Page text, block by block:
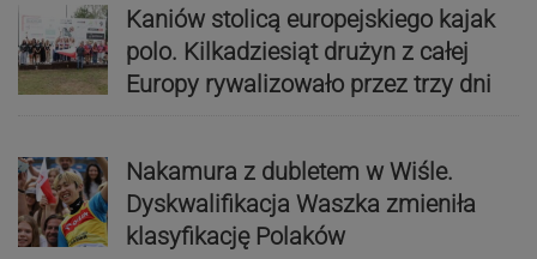
Kaniów stolicą europejskiego kajak
polo. Kilkadziesiąt drużyn z całej
Europy rywalizowało przez trzy dni
Nakamura z dubletem w Wiśle.
Dyskwalifikacja Waszka zmieniła
klasyfikację Polaków